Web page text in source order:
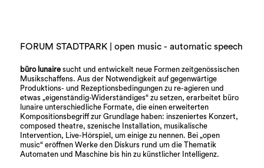
FORUM STADTPARK | open music - automatic speech
büro lunairesucht und entwickelt neue Formen zeitgenössischen
Musikschaffens. Aus der Notwendigkeit auf gegenwärtige
Produktions- und Rezeptionsbedingungen zu re-agieren und
etwas „eigenständig-Widerständiges“ zu setzen, erarbeitet büro
lunaire unterschiedliche Formate, die einen erweiterten
Kompositionsbegriff zur Grundlage haben: inszeniertes Konzert,
composed theatre, szenische Installation, musikalische
Intervention, Live-Hörspiel, um einige zu nennen. Bei „open
music“ eröffnen Werke den Diskurs rund um die Thematik
Automaten und Maschine bis hin zu künstlicher Intelligenz.